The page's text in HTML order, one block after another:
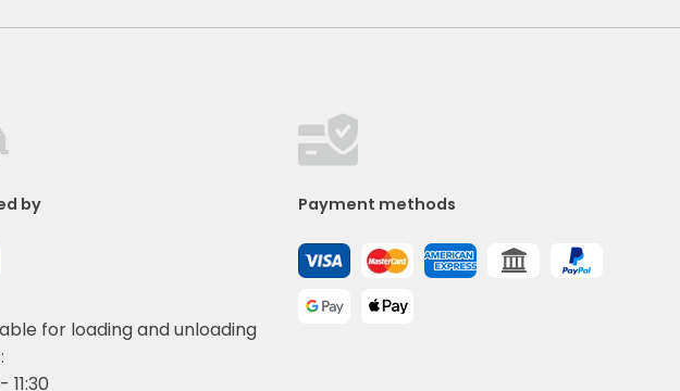
by
for loading and unloading
11:30
Payment methods